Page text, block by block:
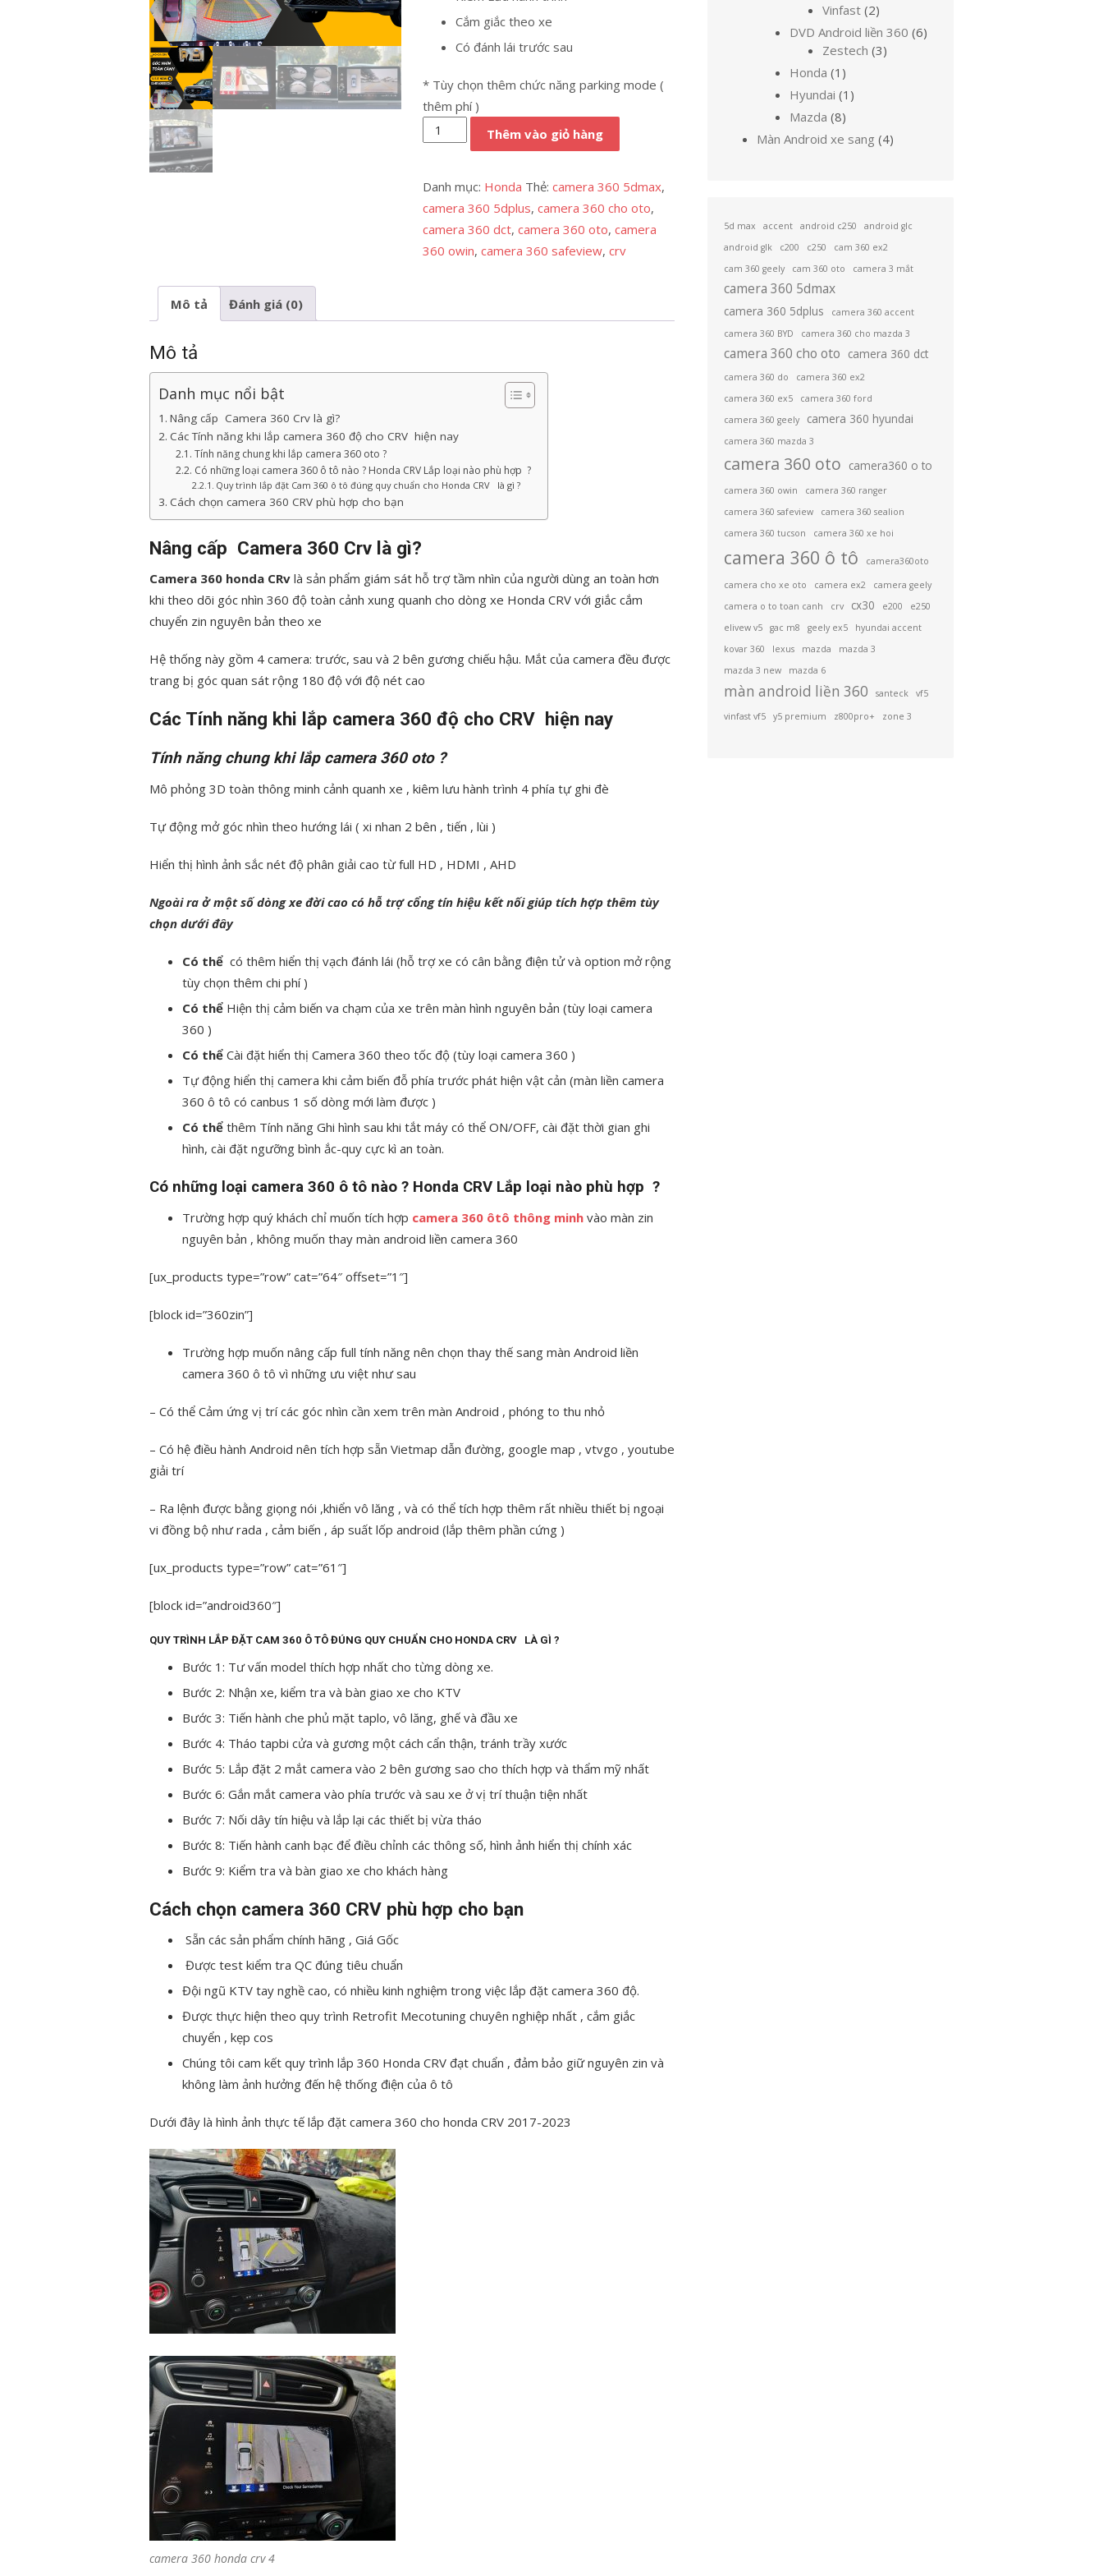
Cắm giắc theo xe
Có đánh lái trước sau
* Tùy chọn thêm chức năng parking mode (
thêm phí )
Camera
360
cho
Honda
CRV
số
Thêm vào giỏ hàng
Danh mục: Honda Thẻ: camera 360 5dmax,
camera 360 5dplus, camera 360 cho oto,
camera 360 dct, camera 360 oto, camera
360 owin, camera 360 safeview, crv
Mô tả Đánh giá (0)
Mô tả
Danh mục nổi bật
Nâng cấp Camera 360 Crv là gì?
Các Tính năng khi lắp camera 360 độ cho CRV hiện nay
Tính năng chung khi lắp camera 360 oto ?
Có những loại camera 360 ô tô nào ? Honda CRV Lắp loại nào phù hợp ?
Quy trình lắp đặt Cam 360 ô tô đúng quy chuẩn cho Honda CRV là gì ?
Cách chọn camera 360 CRV phù hợp cho bạn
Nâng cấp Camera 360 Crv là gì?
Camera 360 honda CRv là sản phẩm giám sát hỗ trợ tầm nhìn của người dùng an toàn hơn
khi theo dõi góc nhìn 360 độ toàn cảnh xung quanh cho dòng xe Honda CRV với giắc cắm
chuyển zin nguyên bản theo xe
Hệ thống này gồm 4 camera: trước, sau và 2 bên gương chiếu hậu. Mắt của camera đều được
trang bị góc quan sát rộng 180 độ với độ nét cao
Các Tính năng khi lắp camera 360 độ cho CRV hiện nay
Tính năng chung khi lắp camera 360 oto ?
Mô phỏng 3D toàn thông minh cảnh quanh xe , kiêm lưu hành trình 4 phía tự ghi đè
Tự động mở góc nhìn theo hướng lái ( xi nhan 2 bên , tiến , lùi )
Hiển thị hình ảnh sắc nét độ phân giải cao từ full HD , HDMI , AHD
Ngoài ra ở một số dòng xe đời cao có hỗ trợ cổng tín hiệu kết nối giúp tích hợp thêm tùy
chọn dưới đây
Có thể có thêm hiển thị vạch đánh lái (hỗ trợ xe có cân bằng điện tử và option mở rộng
tùy chọn thêm chi phí )
Có thể Hiện thị cảm biến va chạm của xe trên màn hình nguyên bản (tùy loại camera
360 )
Có thể Cài đặt hiển thị Camera 360 theo tốc độ (tùy loại camera 360 )
Tự động hiển thị camera khi cảm biến đỗ phía trước phát hiện vật cản (màn liền camera
360 ô tô có canbus 1 số dòng mới làm được )
Có thể thêm Tính năng Ghi hình sau khi tắt máy có thể ON/OFF, cài đặt thời gian ghi
hình, cài đặt ngưỡng bình ắc-quy cực kì an toàn.
Có những loại camera 360 ô tô nào ? Honda CRV Lắp loại nào phù hợp ?
Trường hợp quý khách chỉ muốn tích hợp camera 360 ôtô thông minh vào màn zin
nguyên bản , không muốn thay màn android liền camera 360
[ux_products type=”row” cat=”64″ offset=”1″]
[block id=”360zin”]
Trường hợp muốn nâng cấp full tính năng nên chọn thay thế sang màn Android liền
camera 360 ô tô vì những ưu việt như sau
– Có thể Cảm ứng vị trí các góc nhìn cần xem trên màn Android , phóng to thu nhỏ
– Có hệ điều hành Android nên tích hợp sẵn Vietmap dẫn đường, google map , vtvgo , youtube
giải trí
– Ra lệnh được bằng giọng nói ,khiển vô lăng , và có thể tích hợp thêm rất nhiều thiết bị ngoại
vi đồng bộ như rada , cảm biến , áp suất lốp android (lắp thêm phần cứng )
[ux_products type=”row” cat=”61″]
[block id=”android360″]
QUY TRÌNH LẮP ĐẶT CAM 360 Ô TÔ ĐÚNG QUY CHUẨN CHO HONDA CRV LÀ GÌ ?
Bước 1: Tư vấn model thích hợp nhất cho từng dòng xe.
Bước 2: Nhận xe, kiểm tra và bàn giao xe cho KTV
Bước 3: Tiến hành che phủ mặt taplo, vô lăng, ghế và đầu xe
Bước 4: Tháo tapbi cửa và gương một cách cẩn thận, tránh trầy xước
Bước 5: Lắp đặt 2 mắt camera vào 2 bên gương sao cho thích hợp và thẩm mỹ nhất
Bước 6: Gắn mắt camera vào phía trước và sau xe ở vị trí thuận tiện nhất
Bước 7: Nối dây tín hiệu và lắp lại các thiết bị vừa tháo
Bước 8: Tiến hành canh bạc để điều chỉnh các thông số, hình ảnh hiển thị chính xác
Bước 9: Kiểm tra và bàn giao xe cho khách hàng
Cách chọn camera 360 CRV phù hợp cho bạn
Sẵn các sản phẩm chính hãng , Giá Gốc
Được test kiểm tra QC đúng tiêu chuẩn
Đội ngũ KTV tay nghề cao, có nhiều kinh nghiệm trong việc lắp đặt camera 360 độ.
Được thực hiện theo quy trình Retrofit Mecotuning chuyên nghiệp nhất , cắm giắc
chuyển , kẹp cos
Chúng tôi cam kết quy trình lắp 360 Honda CRV đạt chuẩn , đảm bảo giữ nguyên zin và
không làm ảnh hưởng đến hệ thống điện của ô tô
Dưới đây là hình ảnh thực tế lắp đặt camera 360 cho honda CRV 2017-2023
camera 360 honda crv 4
sản
phẩm
Vinfast 22
sản
phẩm
DVD Android liền 360 66
Zestech 33
Honda 1 1
sản
Hyundai 1 1
Mazda 88
sản
phẩm
Màn Android xe sang 44
5d max accent android c250
android glc
android glk
c200 c250
cam 360 ex2
cam 360 geely
cam 360 oto camera 3 mắt
camera 360 5dmax
camera 360 5dplus
camera 360 accent
camera 360 BYD
camera 360 cho mazda 3
camera 360 cho oto camera 360 dct
camera 360 do
camera 360 ex2
camera 360 ex5
camera 360 ford
camera 360 geely
camera 360 hyundai
camera 360 mazda 3
camera 360 oto camera360 o to
camera 360 owin
camera 360 ranger
camera 360 safeview
camera 360 sealion
camera 360 tucson
camera 360 xe hoi
camera 360 ô tô camera360oto
camera cho xe oto camera ex2
camera geely
camera o to toan canh
crv cx30 e200
e250
elivew v5
gac m8 geely ex5
hyundai accent
kovar 360
lexus mazda
mazda 3
mazda 3 new
mazda 6
màn android liền 360 santeck
vf5
vinfast vf5
y5 premium z800pro+ zone 3